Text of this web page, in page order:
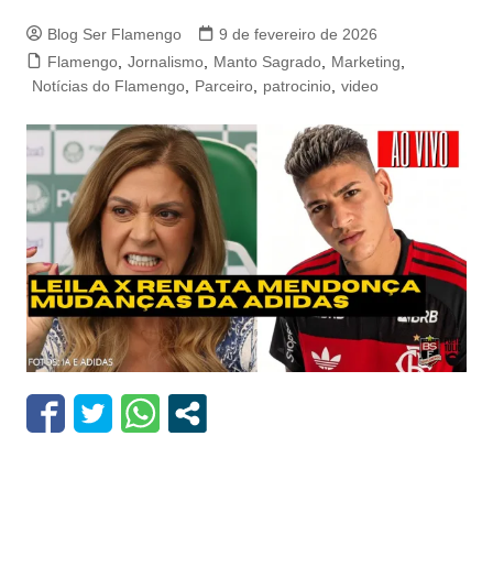
Blog Ser Flamengo
9 de fevereiro de 2026
Flamengo, Jornalismo, Manto Sagrado, Marketing
Notícias do Flamengo, Parceiro, patrocinio, video